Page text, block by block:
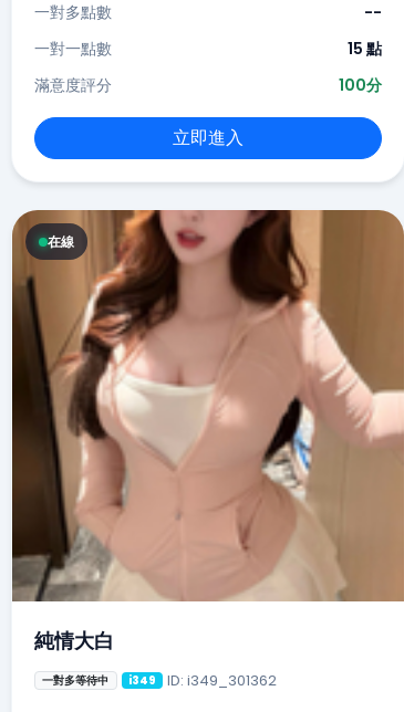
一對多點數
--
一對一點數
15 點
滿意度評分
100分
立即進入
在線
純情大白
一對多等待中 i349 ID: i349_301362